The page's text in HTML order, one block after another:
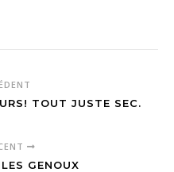
TOUT JUSTE SEC.
GENOUX